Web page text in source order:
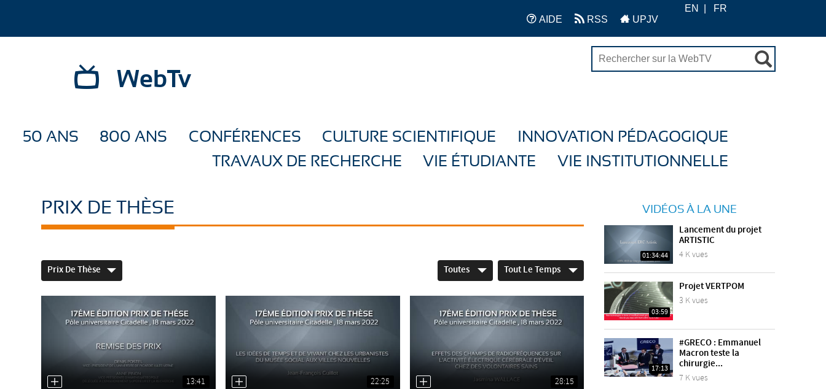
AIDE RSS UPJV
EN FR
WebTv
50 ANS 800 ANS CONFÉRENCES CULTURE SCIENTIFIQUE
INNOVATION PÉDAGOGIQUE
TRAVAUX DE RECHERCHE
VIE ÉTUDIANTE VIE INSTITUTIONNELLE
PRIX DE THÈSE
Prix De Thèse Toutes Tout Le Temps
13:41 22:25 28:15
VIDÉOS À LA UNE
01:34:44
Lancement du projet
ARTISTIC
4 K vues
03:59
Projet VERTPOM
3 K vues
17:13
#GRECO : Emmanuel
Macron teste la
chirurgie...
7 K vues